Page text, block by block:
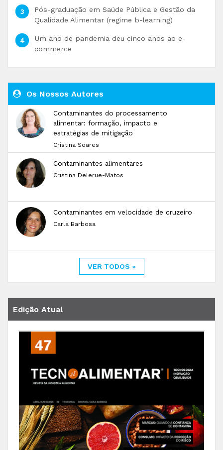
Pós-graduação em Saúde Pública e Gestão da
Qualidade Alimentar (regime b-learning)
Um ano de pandemia deu cinco anos ao e-
commerce
Os Nossos Autores
Contaminantes do processamento
alimentar: formação, impacto e
estratégias de mitigação
Cristina Soares
Contaminantes alimentares
Cristina Delerue-Matos
Contaminantes em velocidade de cruzeiro
Carla Barbosa
VER TODOS »
Edição Atual